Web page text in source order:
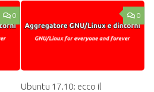
0 0
Ubuntu 17.10: ecco il